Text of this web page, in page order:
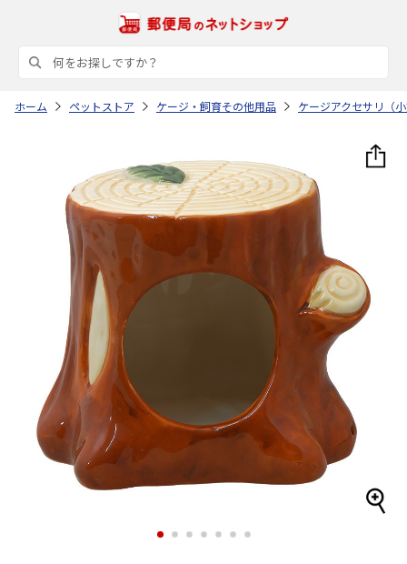
ホーム ペットストア ケージ・飼育その他用品 ケージアクセサリ（
1 2 3 4 5 6 7